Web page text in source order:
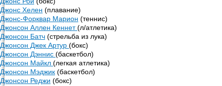
Джонс Хелен (плавание)
Джонс-Форквар Марион (теннис)
Джонсон Аллен Кеннет(л/атлетика)
Джонсон Батч (стрельба из лука)
Джонсон Джек Артур (бокс)
Джонсон Дэннис (баскетбол)
Джонсон Майкл (легкая атлетика)
Джонсон Мэджик (баскетбол)
Джонсон Реджи (бокс)